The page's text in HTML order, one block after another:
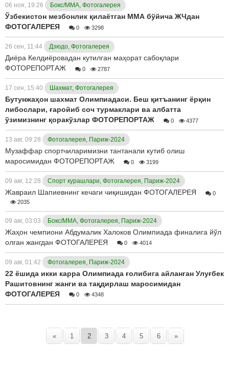
06 ноя, 19:26 Бокс/ММА, Фотогалерея
Ўзбекистон мезбонлик қилаётган ММА бўйича ЖЧдан
ФОТОГАЛЕРЕЯ
0 3298
26 сен, 11:44 Дзюдо, Фотогалерея
Диёра Келдиёровадан кутилган маҳорат сабоқлари
ФОТОРЕПОРТАЖ
0 2787
17 сен, 15:40 Шахмат, Фотогалерея
Бутунжаҳон шахмат Олимпиадаси. Беш қитъанинг ёрқин
либослари, ғаройиб соч турмаклари ва албатта
ўзимизнинг қоракўзлар ФОТОРЕПОРТАЖ
0 4377
13 авг, 09:28 Фотогалерея, Париж-2024
Музаффар спортчиларимизни тантанали кутиб олиш
маросимидан ФОТОРЕПОРТАЖ
0 3199
09 авг, 12:28 Спорт курашлари, Фотогалерея, Париж-2024
Жавраил Шапиевнинг кечаги чиқишидан ФОТОГАЛЕРЕЯ
0
2035
09 авг, 03:03 Бокс/ММА, Фотогалерея, Париж-2024
Жаҳон чемпиони Абдумалик Халоков Олимпиада финалига йўл
олган жангдан ФОТОГАЛЕРЕЯ
0 4014
09 авг, 01:42 Фотогалерея, Париж-2024
22 ёшида икки карра Олимпиада ғолибига айланган Улуғбек
Рашитовнинг жанги ва тақдирлаш маросимидан
ФОТОГАЛЕРЕЯ
0 4348
« 1 2 3 4 5 6 »